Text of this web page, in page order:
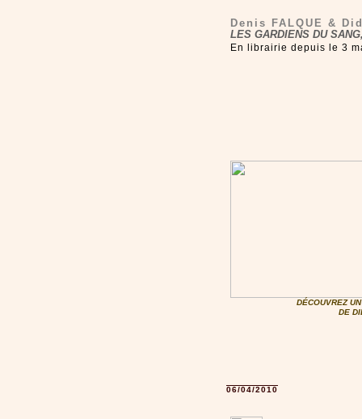
Denis FALQUE &
LES GARDIENS DU
En librairie depuis le 3
DÉCOUVREZ
DE
06/04/2010